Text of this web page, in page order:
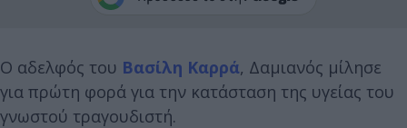
O αδελφός του Βασίλη Καρρά, Δαμιανός μίλησε
για πρώτη φορά για την κατάσταση της υγείας του
γνωστού τραγουδιστή.